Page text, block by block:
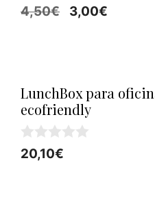
0
d
4,50€
El
4,50€.
3,00€
3,00€.
LunchBox para
ecofriendly
0
d
20,10€